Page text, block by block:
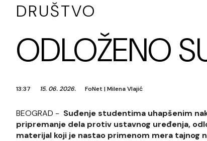
DRUŠTVO
ODLOŽENO
13:37 15. 06. 2026. FoNet |Milena Vlajić
BEOGRAD - Suđenje studentima uhapšenim
pripremanje dela protiv ustavnog uređenja,
materijal koji je nastao primenom mera tajnog